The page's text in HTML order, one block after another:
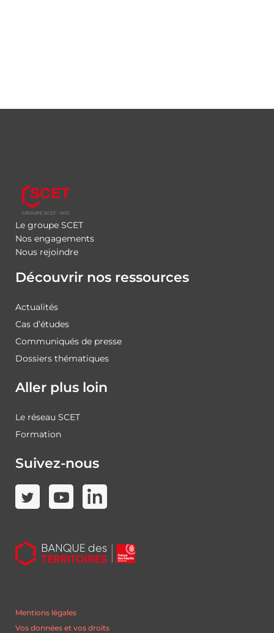
Le groupe SCET
Nos engagements
Nous rejoindre
Découvrir nos ressources
Actualités
Cas d’études
Communiqués de presse
Dossiers thématiques
Aller plus loin
Le réseau SCET
Formation
Suivez-nous
Mentions légales
Vos données et vos droits